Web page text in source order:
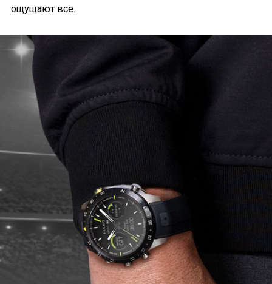
ощущают все.